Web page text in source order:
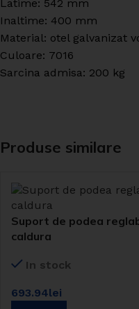
Latime: 542 mm
Inaltime: 400 mm
Material: otel galvanizat
Culoare: 7016
Sarcina admisa: 200 kg
Produse similare
Suport de podea
caldura
In stock
693.94lei